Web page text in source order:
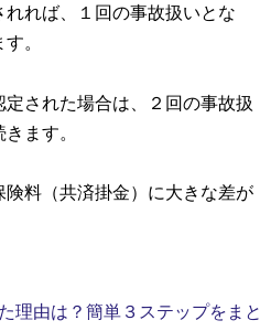
れば、１回の事故扱いとな
。
された場合は、２回の事故扱
ます。
料（共済掛金）に大きな差が
理由は？簡単３ステップをまと